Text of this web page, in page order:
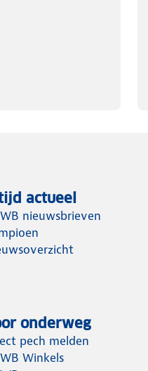
actueel
nieuwsbrieven
onderweg
pech melden
Winkels